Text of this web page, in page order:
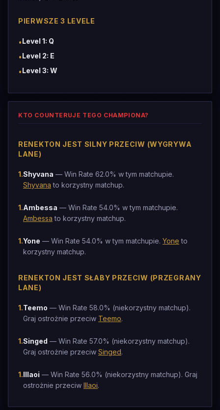
PIERWSZE 3 LEVELE
•Level 1: Q
•Level 2: E
•Level 3: W
KTO COUNTERUJE TEGO CHAMPIONA?
RENEKTON JEST SILNY PRZECIW (WYGRYWA
LANE)
1.Shyvana — Win Rate 62.0% w tym matchupie.
Shyvana to korzystny matchup.
1.Ambessa — Win Rate 54.0% w tym matchupie.
Ambessa to korzystny matchup.
1.Yone — Win Rate 54.0% w tym matchupie. Yone to
korzystny matchup.
RENEKTON JEST SŁABY PRZECIW (PRZEGRANY
LANE)
1.Teemo — Win Rate 58.0% (niekorzystny matchup).
Graj ostrożnie przeciw Teemo.
1.Singed — Win Rate 57.0% (niekorzystny matchup).
Graj ostrożnie przeciw Singed.
1.Illaoi — Win Rate 56.0% (niekorzystny matchup). Graj
ostrożnie przeciw Illaoi.